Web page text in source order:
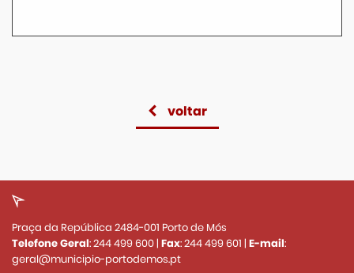
voltar
Praça da República 2484-001 Porto de Mós
Telefone Geral:244 499 600| Fax:244 499 601 | E-mail:
geral@municipio-portodemos.pt